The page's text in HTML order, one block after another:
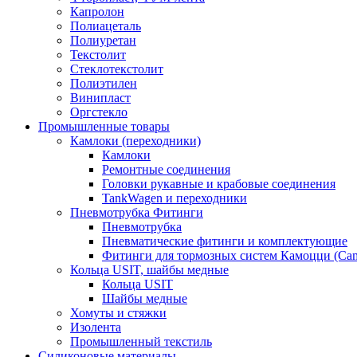
Капролон
Полиацеталь
Полиуретан
Текстолит
Стеклотекстолит
Полиэтилен
Винипласт
Оргстекло
Промышленные товары
Камлоки (переходники)
Камлоки
Ремонтные соединения
Головки рукавные и крабовые соединения
TankWagen и переходники
Пневмотрубка Фитинги
Пневмотрубка
Пневматические фитинги и комплектующие
Фитинги для тормозных систем Камоцци
Кольца USIT, шайбы медные
Кольца USIT
Шайбы медные
Хомуты и стяжки
Изолента
Промышленный текстиль